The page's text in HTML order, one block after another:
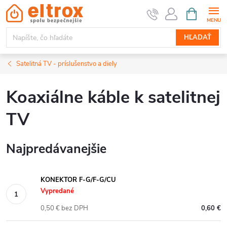
Prejsť
na
obsah
HĽADAŤ
KOŠÍK
Satelitná TV - príslušenstvo a diely
Koaxiálne káble k satelitnej
TV
Najpredávanejšie
KONEKTOR F-G/F-G/CU
Vypredané
0,60 €
0,50 € bez DPH